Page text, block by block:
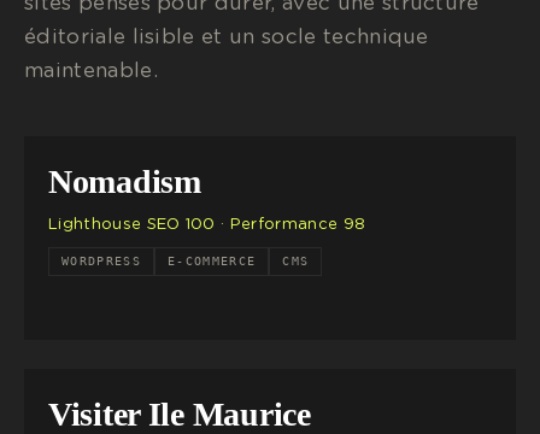
éditoriale lisible et un socle technique
maintenable.
Nomadism
Lighthouse SEO 100 · Performance 98
WORDPRESS E-COMMERCE CMS
Visiter Ile Maurice